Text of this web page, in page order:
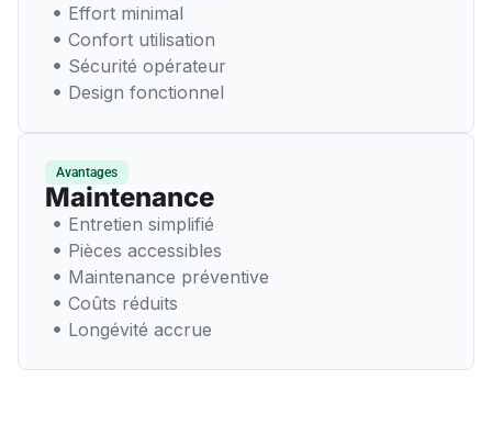
Effort minimal
Confort utilisation
Sécurité opérateur
Design fonctionnel
Avantages
Maintenance
Entretien simplifié
Pièces accessibles
Maintenance préventive
Coûts réduits
Longévité accrue